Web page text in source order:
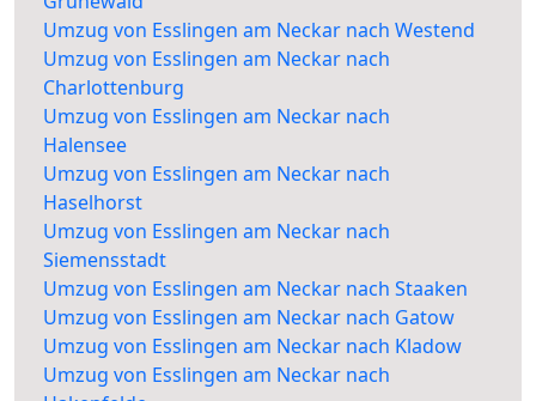
Umzug von Esslingen am Neckar nach Westend
Umzug von Esslingen am Neckar nach
Charlottenburg
Umzug von Esslingen am Neckar nach
Halensee
Umzug von Esslingen am Neckar nach
Haselhorst
Umzug von Esslingen am Neckar nach
Siemensstadt
Umzug von Esslingen am Neckar nach Staaken
Umzug von Esslingen am Neckar nach Gatow
Umzug von Esslingen am Neckar nach Kladow
Umzug von Esslingen am Neckar nach